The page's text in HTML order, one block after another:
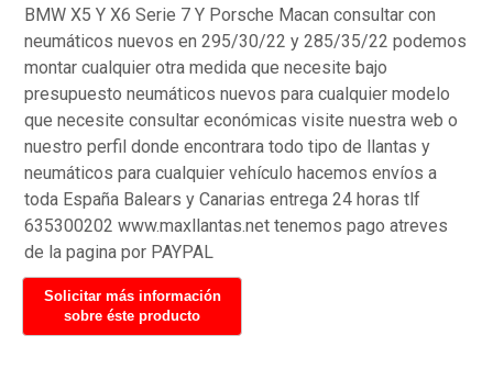
BMW X5 Y X6 Serie 7 Y Porsche Macan consultar con
neumáticos nuevos en 295/30/22 y 285/35/22 podemos
montar cualquier otra medida que necesite bajo
presupuesto neumáticos nuevos para cualquier modelo
que necesite consultar económicas visite nuestra web o
nuestro perfil donde encontrara todo tipo de llantas y
neumáticos para cualquier vehículo hacemos envíos a
toda España Balears y Canarias entrega 24 horas tlf
635300202 www.maxllantas.net tenemos pago atreves
de la pagina por PAYPAL